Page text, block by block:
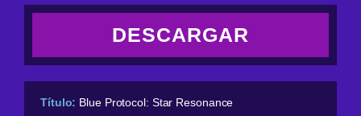
DESCARGAR
Título: Blue Protocol: Star Resonance